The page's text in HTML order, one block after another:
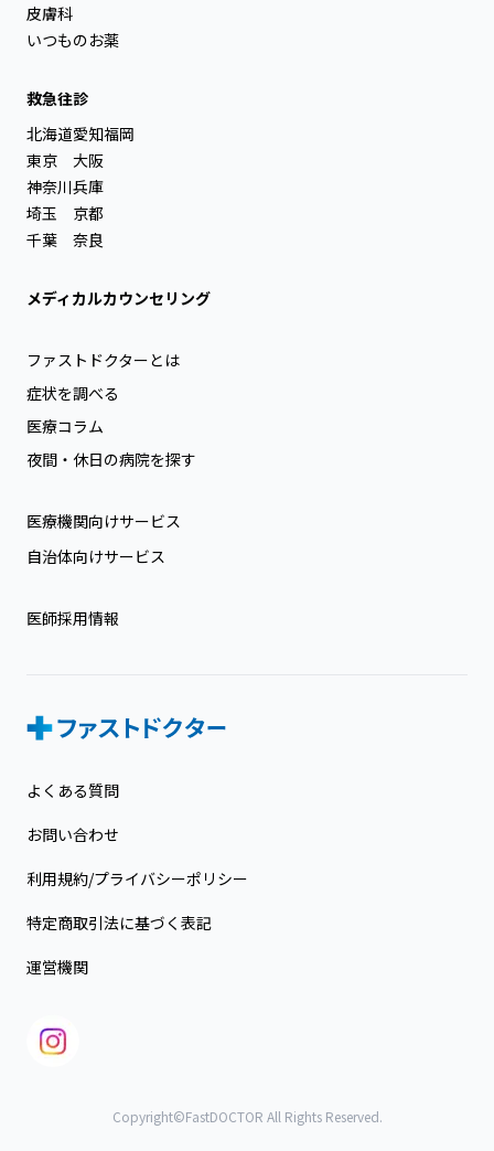
皮膚科
いつものお薬
救急往診
北海道
東京
神奈川
埼玉
千葉
愛知
大阪
兵庫
京都
奈良
福岡
メディカルカウンセリング
ファストドクターとは
症状を調べる
医療コラム
夜間・休日の病院を探す
医療機関向けサービス
自治体向けサービス
医師採用情報
よくある質問
お問い合わせ
利用規約/プライバシーポリシー
特定商取引法に基づく表記
運営機関
Copyright©FastDOCTOR All Rights Reserved.